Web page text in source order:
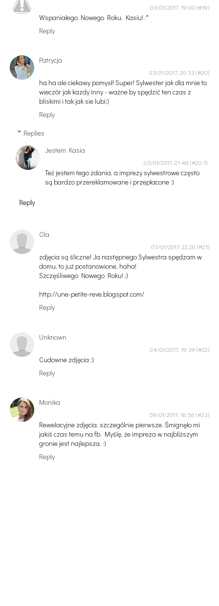
03/01/2017, 19:00
Wspaniałego Nowego Roku, Kasiu! :*
Reply
Patrycja
03/01/2017, 20:33
ha ha ale ciekawy pomysł! Super! Sylwester jak dla mnie to
wieczór jak kazdy inny - ważne by spędzić ten czas z
bliskimi i tak jak sie lubi;)
Reply
Replies
Jestem Kasia
03/01/2017, 21:48
Też jestem tego zdania, a imprezy sylwestrowe często
są bardzo przereklamowane i przepłacone :)
Reply
Ola
03/01/2017, 22:26
zdjęcia są śliczne! Ja następnego Sylwestra spędzam w
domu, to już postanowione, haha!
Szczęśliwego Nowego Roku! ;)
http://une-petite-reve.blogspot.com/
Reply
Unknown
04/01/2017, 19:39
Cudowne zdjęcia ;)
Reply
Monika
09/01/2017, 16:56
Rewelacyjne zdjęcia, szczególnie pierwsze. Śmignęło mi
jakiś czas temu na fb. Myślę, że impreza w najbliższym
gronie jest najlepsza. :)
Reply